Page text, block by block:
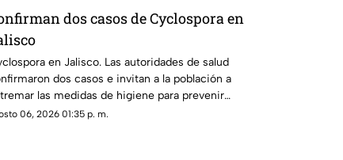
dos casos de Cyclospora en
en Jalisco. Las autoridades de salud
dos casos e invitan a la población a
las medidas de higiene para prevenir
06, 2026 01:35 p. m.